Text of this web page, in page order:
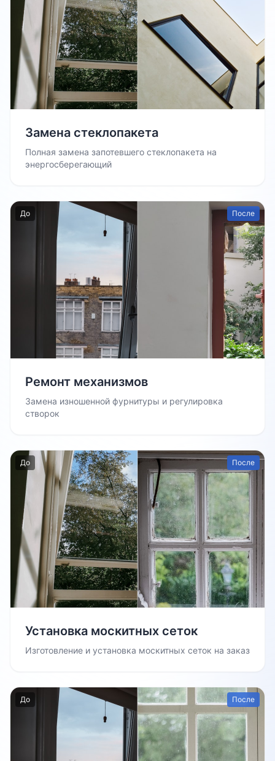
Замена стеклопакета
Полная замена запотевшего стеклопакета на
энергосберегающий
До После
Ремонт механизмов
Замена изношенной фурнитуры и регулировка
створок
До После
Установка москитных сеток
Изготовление и установка москитных сеток на заказ
До После